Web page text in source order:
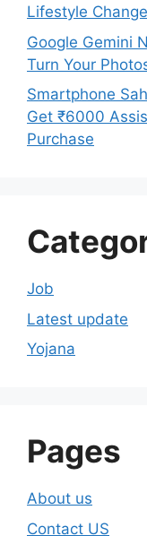
Lifestyle
Google Gemini
Turn Your
Smartphone
Get ₹6000
Purchase
Job
Latest update
Yojana
Pages
About us
Contact US